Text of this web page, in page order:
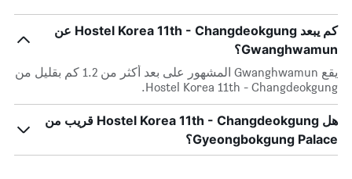
كم يبعد Hostel Korea 11th - Changdeokgung عن
Gwanghwamun؟
يقع Gwanghwamun المشهور على بعد أكثر من 1.2 كم بقليل من
Hostel Korea 11th - Changdeokgung.
هل Hostel Korea 11th - Changdeokgung قريب من
Gyeongbokgung Palace؟